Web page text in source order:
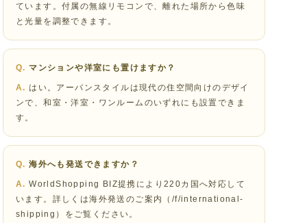
ています。付属の無線リモコンで、離れた場所から色味
と光量を調整できます。
マンションや洋室にも置けますか？
はい。アーバンスタイルは現代の住空間向けのデザイ
ンで、和室・洋室・ワンルームのいずれにも設置できま
す。
海外へも発送できますか？
WorldShopping BIZ提携により220カ国へ対応して
います。詳しくは海外発送のご案内（/f/international-
shipping）をご覧ください。